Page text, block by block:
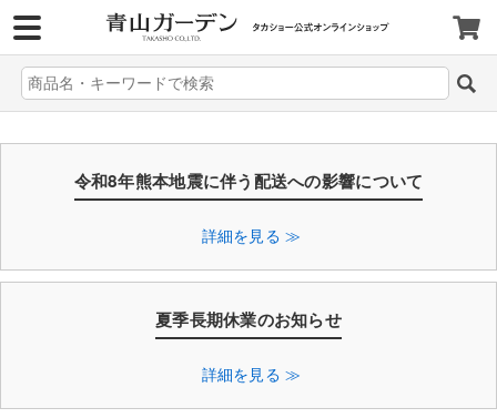
令和8年熊本地震に伴う配送への影響について
詳細を見る ≫
夏季長期休業のお知らせ
詳細を見る ≫